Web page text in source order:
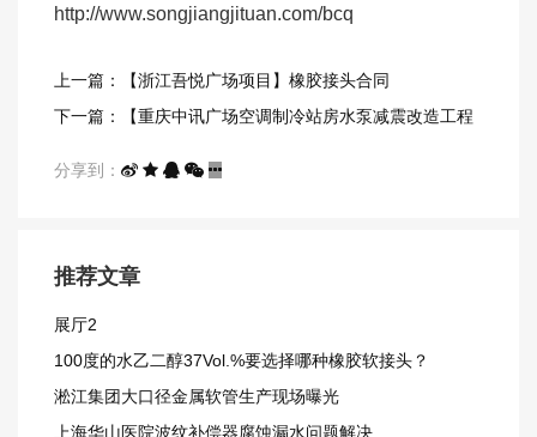
http://www.songjiangjituan.com/bcq
上一篇：【浙江吾悦广场项目】橡胶接头合同
下一篇：【重庆中讯广场空调制冷站房水泵减震改造工程
分享到：
推荐文章
展厅2
100度的水乙二醇37Vol.%要选择哪种橡胶软接头？
淞江集团大口径金属软管生产现场曝光
上海华山医院波纹补偿器腐蚀漏水问题解决